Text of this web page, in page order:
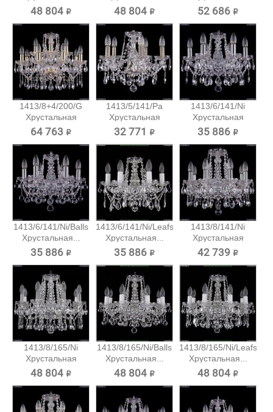
48 804 ₽ 48 804 ₽
подвесная...
52 686 ₽
1413/8+4/200/G
Хрустальная
подвесная...
64 763 ₽
1413/5/141/Pa
Хрустальная
подвесная...
32 771 ₽
1413/6/141/Ni
Хрустальная
подвесная...
35 886 ₽
1413/6/141/Ni/Balls
Хрустальная...
35 886 ₽
1413/6/141/Ni/Leafs
Хрустальная...
35 886 ₽
1413/8/141/Ni
Хрустальная
подвесная...
42 739 ₽
1413/8/165/Ni
Хрустальная
подвесная...
48 804 ₽
1413/8/165/Ni/Balls
Хрустальная...
48 804 ₽
1413/8/165/Ni/Leafs
Хрустальная...
48 804 ₽